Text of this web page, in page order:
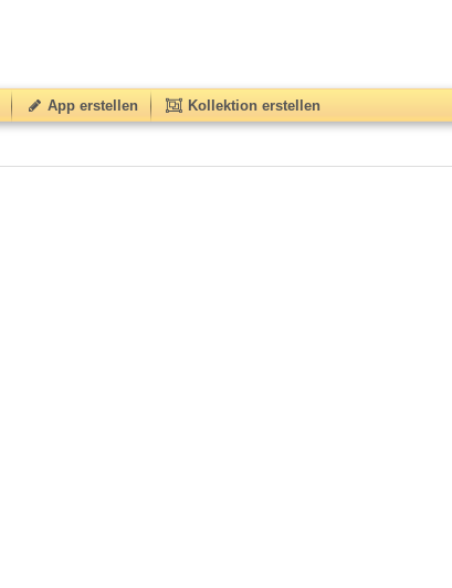
App erstellen Kollektion erstellen